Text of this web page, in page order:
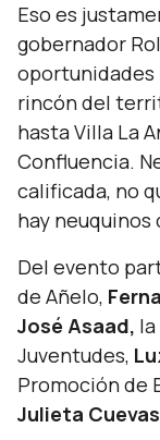
Eso es
gobernador
oportunidades
rincón del
hasta Villa La
Confluencia.
calificada, no
hay neuquinos
Del evento
de Añelo,
José Asaad,
Juventudes,
Promoción de
Julieta